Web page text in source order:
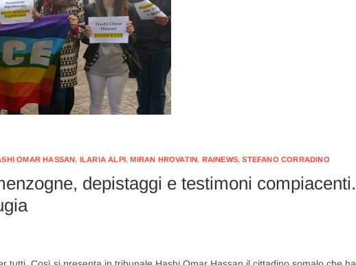
OMAR HASSAN, ILARIA ALPI,MIRAN HROVATIN, RAINEWS,STEFANO CORRADINO
depistaggi e testimoni compiacenti.